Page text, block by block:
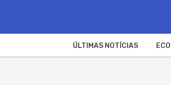
ÚLTIMAS NOTÍCIAS